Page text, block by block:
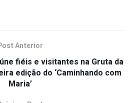
Anterior
fiéis e visitantes na Gruta da
edição do ‘Caminhando com
Maria’